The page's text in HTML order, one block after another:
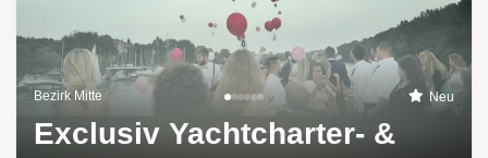
Bezirk Mitte Neu
Exclusiv Yachtcharter- &